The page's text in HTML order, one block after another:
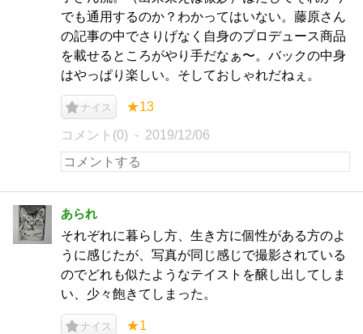
でも通用するのか？わかってはいない。藤原さん
の記事の中でさりげなく自身のプロデュース商品
を載せるところがやり手だなぁ〜。バックの中身
はやっぱり楽しい。そしておしゃれだねぇ。
ナイス ★13
コメント(0) 2019/12/06
あられ
それぞれに暮らし方、生き方に個性がある方のよ
うに感じたが、写真が同じ感じで撮影されている
のでどれも似たようなテイストを醸し出してしま
い、少々飽きてしまった。
ナイス ★1